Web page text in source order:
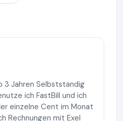
3 Jahren Selbstständig
ich FastBill und ich
einzelne Cent im Monat
Rechnungen mit Exel